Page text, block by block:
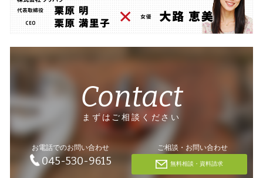
Contact
まずはご相談ください
お電話でのお問い合わせ
045-530-9615
ご相談・お問い合わせ
無料相談・資料請求